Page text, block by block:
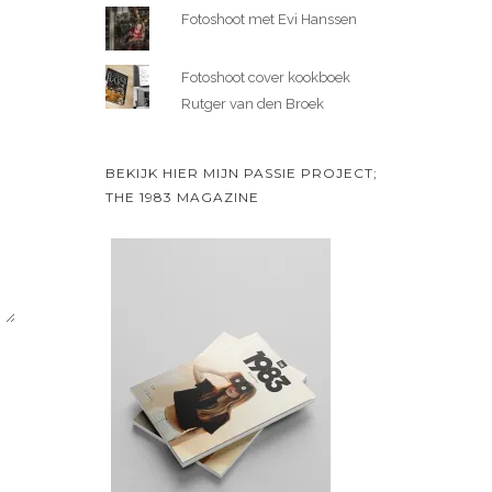
Fotoshoot met Evi Hanssen
Fotoshoot cover kookboek
Rutger van den Broek
BEKIJK HIER MIJN PASSIE PROJECT;
THE 1983 MAGAZINE